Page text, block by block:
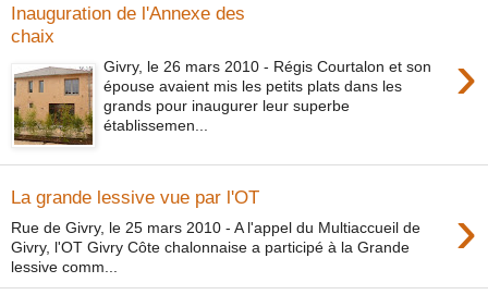
Inauguration de l'Annexe des
chaix
›
Givry, le 26 mars 2010 - Régis Courtalon et son
épouse avaient mis les petits plats dans les
grands pour inaugurer leur superbe
établissemen...
La grande lessive vue par l'OT ›
Rue de Givry, le 25 mars 2010 - A l'appel du Multiaccueil de
Givry, l'OT Givry Côte chalonnaise a participé à la Grande
lessive comm...